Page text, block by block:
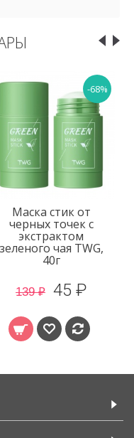
-68%
Маска стик от
черных точек с
экстрактом
зеленого чая TWG,
40г
139 ₽ 45 ₽